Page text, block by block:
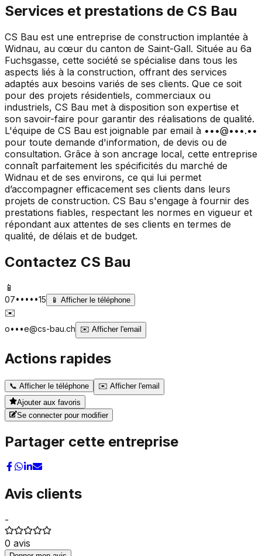
Services et prestations de CS Bau
CS Bau est une entreprise de construction implantée à
Widnau, au cœur du canton de Saint-Gall. Située au 6a
Fuchsgasse, cette société se spécialise dans tous les
aspects liés à la construction, offrant des services
adaptés aux besoins variés de ses clients. Que ce soit
pour des projets résidentiels, commerciaux ou
industriels, CS Bau met à disposition son expertise et
son savoir-faire pour garantir des réalisations de qualité.
L'équipe de CS Bau est joignable par email à •••@•••.••
pour toute demande d'information, de devis ou de
consultation. Grâce à son ancrage local, cette entreprise
connaît parfaitement les spécificités du marché de
Widnau et de ses environs, ce qui lui permet
d’accompagner efficacement ses clients dans leurs
projets de construction. CS Bau s'engage à fournir des
prestations fiables, respectant les normes en vigueur et
répondant aux attentes de ses clients en termes de
qualité, de délais et de budget.
Contactez CS Bau
📱
07•••••15 📱 Afficher le téléphone
✉️
o•••e@cs-bau.ch ✉️ Afficher l'email
Actions rapides
📞 Afficher le téléphone ✉️ Afficher l'email
Ajouter aux favoris
Se connecter pour modifier
Partager cette entreprise
Avis clients
-
0 avis